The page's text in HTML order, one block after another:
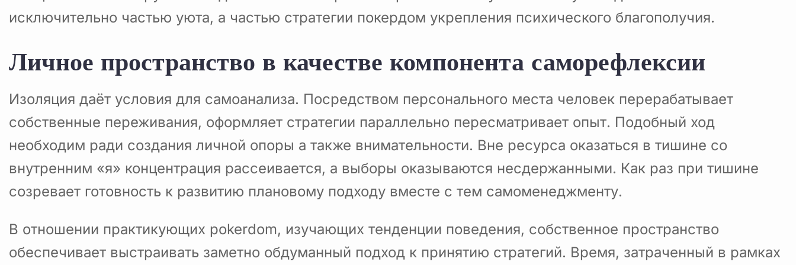
исключительно частью уюта, а частью стратегии покердом укрепления психического благополучия.
Личное пространство в качестве компонента саморефлексии
Изоляция даёт условия для самоанализа. Посредством персонального места человек перерабатывает
собственные переживания, оформляет стратегии параллельно пересматривает опыт. Подобный ход
необходим ради создания личной опоры а также внимательности. Вне ресурса оказаться в тишине со
внутренним «я» концентрация рассеивается, а выборы оказываются несдержанными. Как раз при тишине
созревает готовность к развитию плановому подходу вместе с тем самоменеджменту.
В отношении практикующих pokerdom, изучающих тенденции поведения, собственное пространство
обеспечивает выстраивать заметно обдуманный подход к принятию стратегий. Время, затраченный в рамках